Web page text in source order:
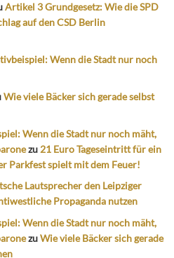
Artikel 3 Grundgesetz: Wie die SPD
auf den CSD Berlin
Wenn die Stadt nur noch
Wie viele Bäcker sich gerade selbst
Wenn die Stadt nur noch mäht,
zu 21 Euro Tageseintritt für ein
Parkfest spielt mit dem Feuer!
Lautsprecher den Leipziger
Propaganda nutzen
Wenn die Stadt nur noch mäht,
zuWie viele Bäcker sich gerade